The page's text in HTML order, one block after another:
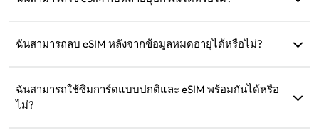
ติดต่อฝ่ายบริการลูกค้าสำหรับการโอนย้าย
ฉันสามารถลบ eSIM หลังจากข้อมูลหมดอายุได้หรือไม่?
อนาคตไปยังภูมิภาคเดิม
ฉันสามารถใช้ซิมการ์ดแบบปกติและ eSIM พร้อมกันได้หรือ
ไม่?